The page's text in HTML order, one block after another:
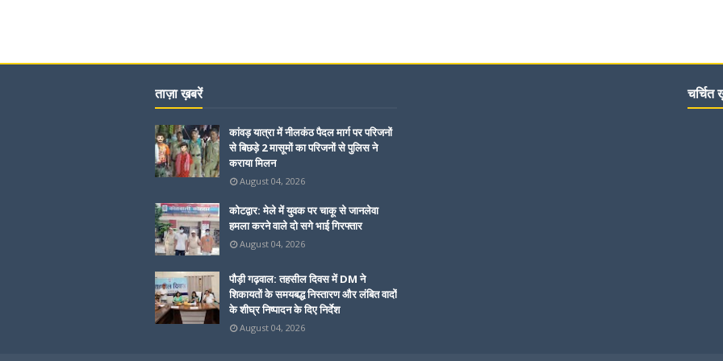
ताज़ा ख़बरें
कांवड़ यात्रा में नीलकंठ पैदल मार्ग पर परिजनों
से बिछड़े 2 मासूमों का परिजनों से पुलिस ने
कराया मिलन
August 04, 2026
कोटद्वार: मेले में युवक पर चाकू से जानलेवा
हमला करने वाले दो सगे भाई गिरफ्तार
August 04, 2026
पौड़ी गढ़वाल: तहसील दिवस में DM ने
शिकायतों के समयबद्ध निस्तारण और लंबित वादों
के शीघ्र निष्पादन के दिए निर्देश
August 04, 2026
चर्चित